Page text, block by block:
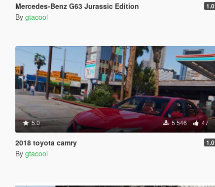
Mercedes-Benz G63 Jurassic Edition 1.0
By gtacool
5.0 5 546 47
2018 toyota camry 1.0
By gtacool